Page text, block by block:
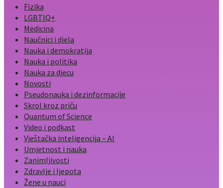
Fizika
LGBTIQ+
Medicina
Naučnici i djela
Nauka i demokratija
Nauka i politika
Nauka za djecu
Novosti
Pseudonauka i dezinformacije
Skrol kroz priču
Quantum of Science
Video i podkast
Vještačka inteligencija – AI
Umjetnost i nauka
Zanimljivosti
Zdravlje i ljepota
Žene u nauci